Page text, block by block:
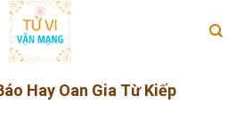
Hay Oan Gia Từ Kiếp